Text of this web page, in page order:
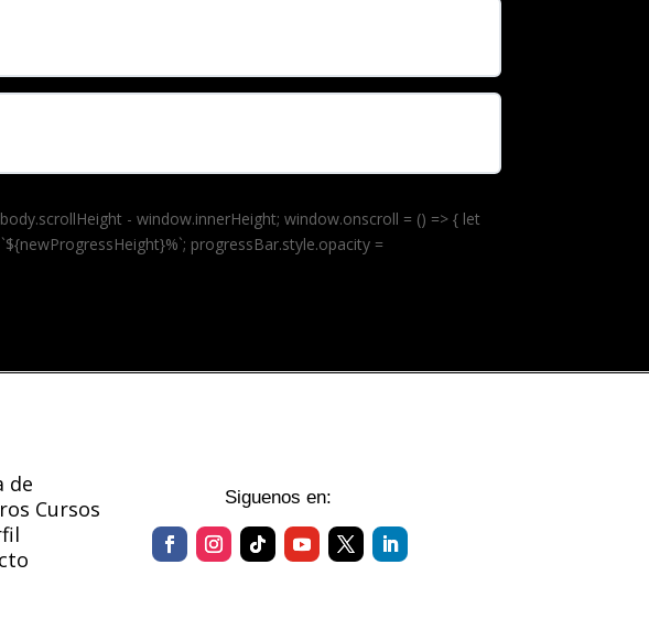
- window.innerHeight; window.onscroll = () => { let
progressBar.style.opacity =
de
Cursos
Siguenos en: